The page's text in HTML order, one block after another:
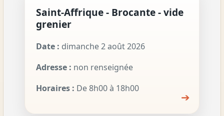
Saint-Affrique - Brocante - vide
grenier
Date : dimanche 2 août 2026
Adresse : non renseignée
Horaires : De 8h00 à 18h00
➔